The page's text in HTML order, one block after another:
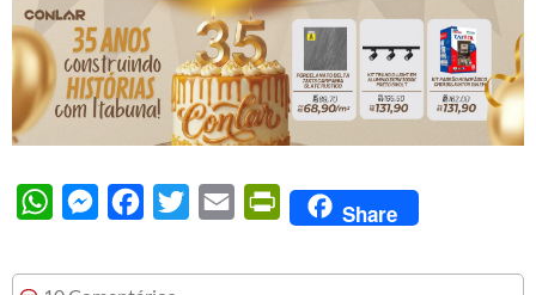
WhatsAppMessengerFacebook
Twitter Email PrintFriendly
Share